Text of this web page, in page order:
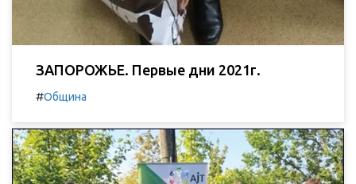
ЗАПОРОЖЬЕ. Первые дни 2021г.
#Община